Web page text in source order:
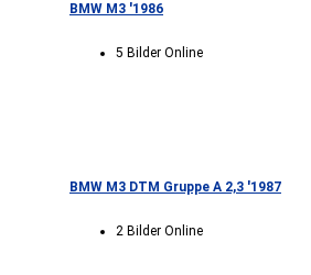
BMW M3 '1986
5 Bilder Online
BMW M3 DTM Gruppe A 2,3 '1987
2 Bilder Online